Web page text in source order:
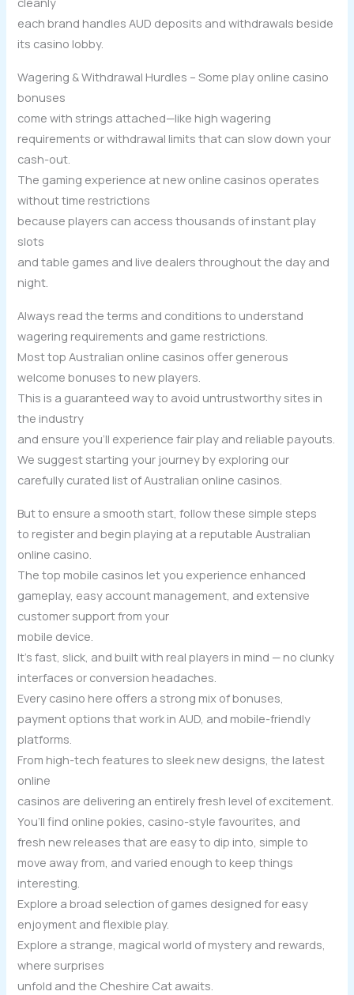
each brand handles AUD deposits and withdrawals beside
its casino lobby.
Wagering & Withdrawal Hurdles – Some play online casino
bonuses
come with strings attached—like high wagering
requirements or withdrawal limits that can slow down your
cash-out.
The gaming experience at new online casinos operates
without time restrictions
because players can access thousands of instant play
slots
and table games and live dealers throughout the day and
night.
Always read the terms and conditions to understand
wagering requirements and game restrictions.
Most top Australian online casinos offer generous
welcome bonuses to new players.
This is a guaranteed way to avoid untrustworthy sites in
the industry
and ensure you’ll experience fair play and reliable payouts.
We suggest starting your journey by exploring our
carefully curated list of Australian online casinos.
But to ensure a smooth start, follow these simple steps
to register and begin playing at a reputable Australian
online casino.
The top mobile casinos let you experience enhanced
gameplay, easy account management, and extensive
customer support from your
mobile device.
It’s fast, slick, and built with real players in mind — no clunky
interfaces or conversion headaches.
Every casino here offers a strong mix of bonuses,
payment options that work in AUD, and mobile-friendly
platforms.
From high-tech features to sleek new designs, the latest
online
casinos are delivering an entirely fresh level of excitement.
You’ll find online pokies, casino-style favourites, and
fresh new releases that are easy to dip into, simple to
move away from, and varied enough to keep things
interesting.
Explore a broad selection of games designed for easy
enjoyment and flexible play.
Explore a strange, magical world of mystery and rewards,
where surprises
unfold and the Cheshire Cat awaits.